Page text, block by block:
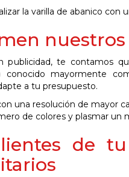
la varilla de abanico
publicidad, te contamos
conocido mayormente
a tu presupuesto.
una resolución de mayor
de colores y plasmar un
de